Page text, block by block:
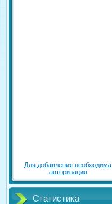
Для добавления необходима
авторизация
Статистика